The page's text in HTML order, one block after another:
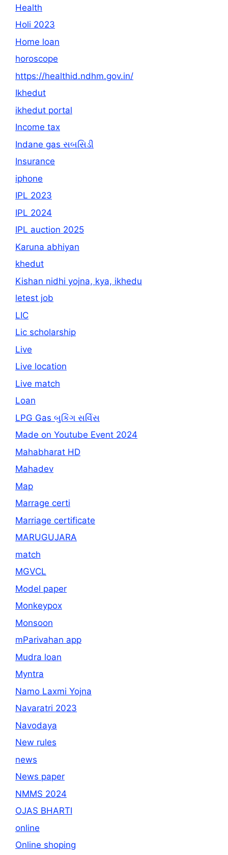
Health
Holi 2023
Home loan
horoscope
https://healthid.ndhm.gov.in/
Ikhedut
ikhedut portal
Income tax
Indane gas સબસિડી
Insurance
iphone
IPL 2023
IPL 2024
IPL auction 2025
Karuna abhiyan
khedut
Kishan nidhi yojna, kya, ikhedu
letest job
LIC
Lic scholarship
Live
Live location
Live match
Loan
LPG Gas બુકિંગ સર્વિસ
Made on Youtube Event 2024
Mahabharat HD
Mahadev
Map
Marrage certi
Marriage certificate
MARUGUJARA
match
MGVCL
Model paper
Monkeypox
Monsoon
mParivahan app
Mudra loan
Myntra
Namo Laxmi Yojna
Navaratri 2023
Navodaya
New rules
news
News paper
NMMS 2024
OJAS BHARTI
online
Online shoping